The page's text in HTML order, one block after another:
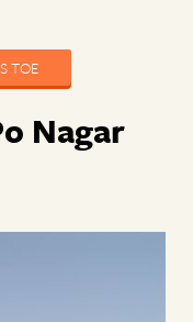
TOE
Nagar